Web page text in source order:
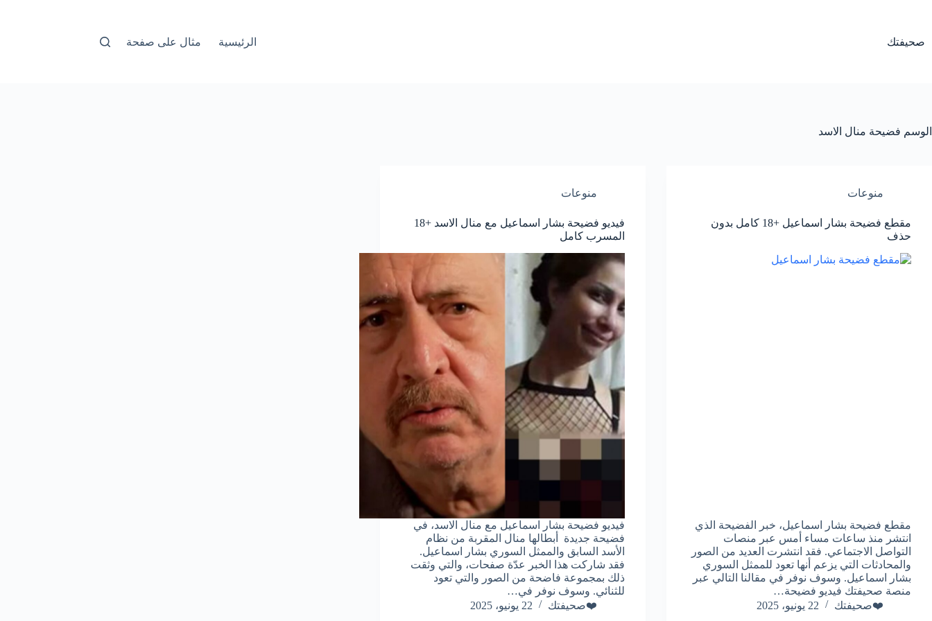
صحيفتك الرئيسية مثال على صفحة
الوسم فضيحة منال الاسد
منوعات
مقطع فضيحة بشار اسماعيل +18 كامل بدون
حذف
مقطع فضيحة بشار اسماعيل، خبر الفضيحة الذي
انتشر منذ ساعات مساء أمس عبر منصات
التواصل الاجتماعي. فقد انتشرت العديد من الصور
والمحادثات التي يزعم أنها تعود للممثل السوري
بشار اسماعيل. وسوف نوفر في مقالنا التالي عبر
منصة صحيفتك فيديو فضيحة…
❤️صحيفتك
22 يونيو، 2025
منوعات
فيديو فضيحة بشار اسماعيل مع منال الاسد +18
المسرب كامل
فيديو فضيحة بشار اسماعيل مع منال الاسد، في
فضيحة جديدة أبطالها منال المقربة من نظام
الأسد السابق والممثل السوري بشار اسماعيل.
فقد شاركت هذا الخبر عدّة صفحات، والتي وثقت
ذلك بمجموعة فاضحة من الصور والتي تعود
للثنائي. وسوف نوفر في…
❤️صحيفتك
22 يونيو، 2025